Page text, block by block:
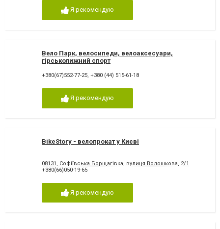
Я рекомендую
Вело Парк, велосипеди, велоаксесуари,
гірськолижний спорт
+380(67)552-77-25, +380 (44) 515-61-18
Я рекомендую
BikeStory - велопрокат у Києві
08131, Софіївська Борщагівка, вулиця Волошкова, 2/1
+380(66)050-19-65
Я рекомендую